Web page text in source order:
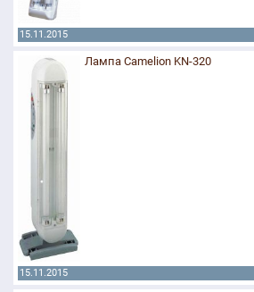
15.11.2015
Лампа Camelion KN-320
15.11.2015